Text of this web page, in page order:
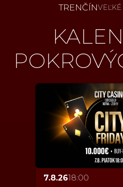
TRENČÍN
7.8.2618:00